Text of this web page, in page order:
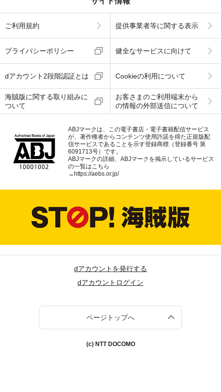
ご利用規約 提供事業者等に関する表示
プライバシーポリシー 健全なサービスに向けて
dアカウント2段階認証とは Cookieの利用について
海賊版に関する取り組みに
ついて
お客さまのご利用端末から
の情報の外部送信について
ABJマークは、この電子書店・電子書籍配信サービス
が、著作権者からコンテンツ使用許諾を得た正規版配
信サービスであることを示す登録商標（登録番号 第
6091713号）です。
ABJマークの詳細、ABJマークを掲示しているサービス
の一覧はこちら
→https://aebs.or.jp/
dアカウントを発行する
dアカウントログイン
ページトップへ
(c) NTT DOCOMO